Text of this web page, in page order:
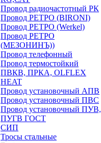
Провод радиочастотный РК
Провод РЕТРО (BIRONI)
Провод РЕТРО (Werkel)
Провод РЕТРО
(МЕЗОНИНЪ))
Провод телефонный
Провод термостойкий
ПВКВ, ПРКА, OLFLEX
HEAT
Провод установочный АПВ
Провод установочный ПВС
Провод установочный ПУВ,
ПУГВ ГОСТ
СИП
Тросы стальные